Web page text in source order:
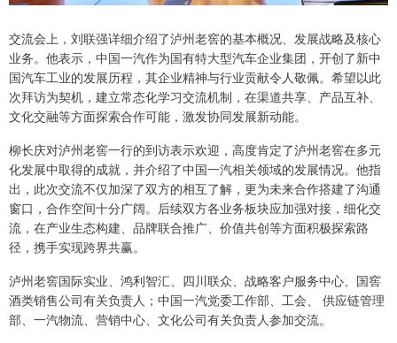
交流会上，刘联强详细介绍了泸州老窖的基本概况、发展战略及核心
业务。他表示，中国一汽作为国有特大型汽车企业集团，开创了新中
国汽车工业的发展历程，其企业精神与行业贡献令人敬佩。希望以此
次拜访为契机，建立常态化学习交流机制，在渠道共享、产品互补、
文化交融等方面探索合作可能，激发协同发展新动能。
柳长庆对泸州老窖一行的到访表示欢迎，高度肯定了泸州老窖在多元
化发展中取得的成就，并介绍了中国一汽相关领域的发展情况。他指
出，此次交流不仅加深了双方的相互了解，更为未来合作搭建了沟通
窗口，合作空间十分广阔。后续双方各业务板块应加强对接，细化交
流，在产业生态构建、品牌联合推广、价值共创等方面积极探索路
径，携手实现跨界共赢。
泸州老窖国际实业、鸿利智汇、四川联众、战略客户服务中心、国窖
酒类销售公司有关负责人；中国一汽党委工作部、工会、 供应链管理
部、一汽物流、营销中心、文化公司有关负责人参加交流。